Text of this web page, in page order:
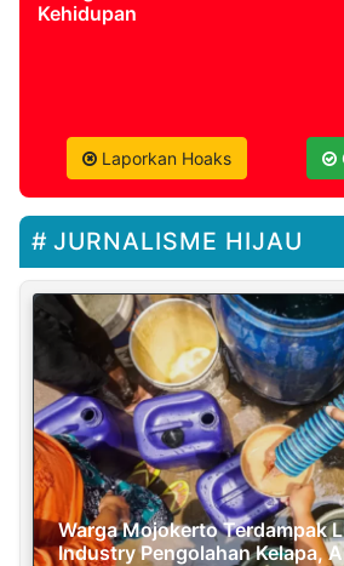
Kehidupan
Laporkan Hoaks
JURNALISME HIJAU
Warga Mojokerto Terdampak
Industry Pengolahan Kelapa,